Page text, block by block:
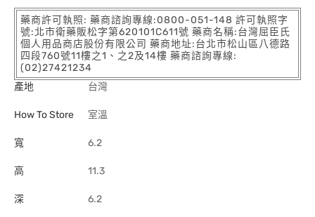
藥商許可執照: 藥商諮詢專線:0800-051-148 許可執照字
號:北市衛藥販松字第620101C611號 藥商名稱:台灣屈臣氏
個人用品商店股份有限公司 藥商地址:台北市松山區八德路
四段760號11樓之1、之2及14樓 藥商諮詢專線:
(02)27421234
產地
台灣
How To Store 室溫
寬 6.2
高 11.3
深 6.2